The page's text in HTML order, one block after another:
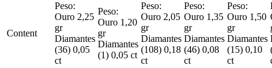
Content
Peso:
Ouro 2,25
gr
Diamantes
(36) 0,05
ct
Peso:
Ouro 1,20
gr
Diamantes
(1) 0,05 ct
Peso:
Ouro 2,05
gr
Diamantes
(108) 0,18
ct
Peso:
Ouro 1,35
gr
Diamantes
(46) 0,08
ct
Peso:
Ouro 1,50
gr
Diamantes
(15) 0,10
ct